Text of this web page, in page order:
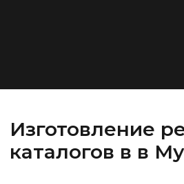
Изготовление
каталогов в в